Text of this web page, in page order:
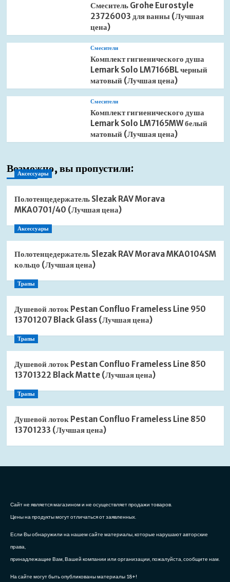
Смеситель Grohe Eurostyle
23726003 для ванны (Лучшая
цена)
Смесители
Комплект гигиенического душа
Lemark Solo LM7166BL черный
матовый (Лучшая цена)
Смесители
Комплект гигиенического душа
Lemark Solo LM7165MW белый
матовый (Лучшая цена)
Возможно, вы пропустили:
Аксессуары
Полотенцедержатель Slezak RAV Morava
MKA0701/40 (Лучшая цена)
Аксессуары
Полотенцедержатель Slezak RAV Morava MKA0104SM
кольцо (Лучшая цена)
Трапы
Душевой лоток Pestan Confluo Frameless Line 950
13701207 Black Glass (Лучшая цена)
Трапы
Душевой лоток Pestan Confluo Frameless Line 850
13701322 Black Matte (Лучшая цена)
Трапы
Душевой лоток Pestan Confluo Frameless Line 850
13701233 (Лучшая цена)
Сайт не является магазином и не осуществляет продажи товаров.
Цены на продукты могут отличаться от заявленных.
Если Вы обнаружили на нашем сайте материалы, которые нарушают авторские
права,
принадлежащие Вам, Вашей компании или организации, пожалуйста, сообщите нам.
На сайте могут быть опубликованы материалы 18+!